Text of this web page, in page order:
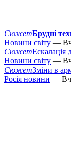
СюжетБрудні
Новини світу —
СюжетЕскалація
Новини світу —
СюжетЗміни в
Росія новини —